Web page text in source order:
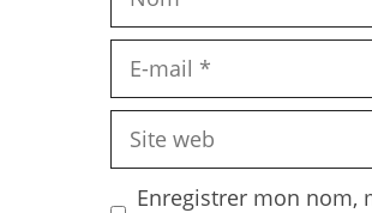
Site
Enregistrer mon nom,